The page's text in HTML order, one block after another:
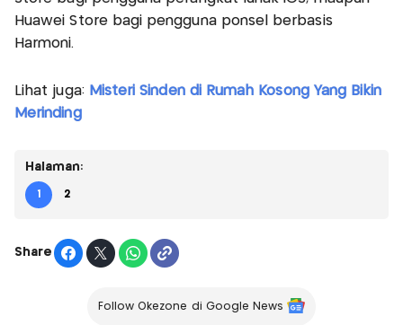
Huawei Store bagi pengguna ponsel berbasis
Harmoni.
Lihat juga: Misteri Sinden di Rumah Kosong Yang Bikin
Merinding
Halaman:
1 2
Share
Follow Okezone di Google News